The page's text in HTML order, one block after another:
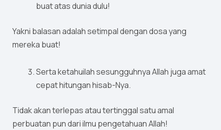
buat atas dunia dulu!
Yakni balasan adalah setimpal dengan dosa yang
mereka buat!
Serta ketahuilah sesungguhnya Allah juga amat
cepat hitungan hisab-Nya.
Tidak akan terlepas atau tertinggal satu amal
perbuatan pun dari ilmu pengetahuan Allah!